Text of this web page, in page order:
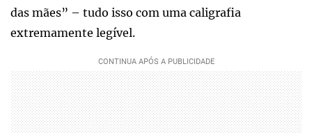
das mães” – tudo isso com uma caligrafia
extremamente legível.